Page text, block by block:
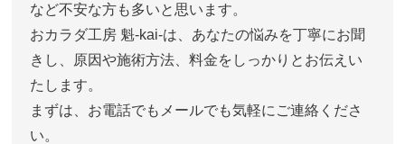
など不安な方も多いと思います。
おカラダ工房 魁-kai-は、あなたの悩みを丁寧にお聞
きし、原因や施術方法、料金をしっかりとお伝えい
たします。
まずは、お電話でもメールでも気軽にご連絡くださ
い。